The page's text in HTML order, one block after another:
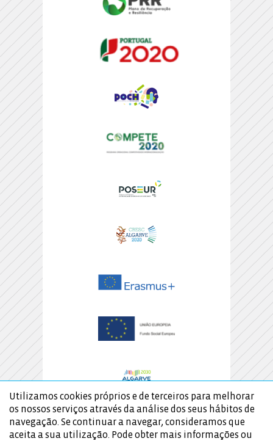
Utilizamos cookies próprios e de terceiros para melhorar
os nossos serviços através da análise dos seus hábitos de
navegação. Se continuar a navegar, consideramos que
aceita a sua utilização. Pode obter mais informações ou